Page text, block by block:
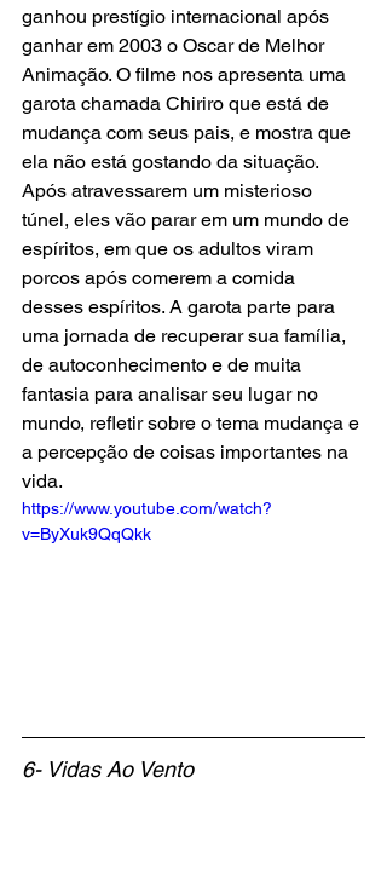
ganhou prestígio internacional após
ganhar em 2003 o Oscar de Melhor
Animação. O filme nos apresenta uma
garota chamada Chiriro que está de
mudança com seus pais, e mostra que
ela não está gostando da situação.
Após atravessarem um misterioso
túnel, eles vão parar em um mundo de
espíritos, em que os adultos viram
porcos após comerem a comida
desses espíritos. A garota parte para
uma jornada de recuperar sua família,
de autoconhecimento e de muita
fantasia para analisar seu lugar no
mundo, refletir sobre o tema mudança e
a percepção de coisas importantes na
vida.
https://www.youtube.com/watch?
v=ByXuk9QqQkk
6- Vidas Ao Vento